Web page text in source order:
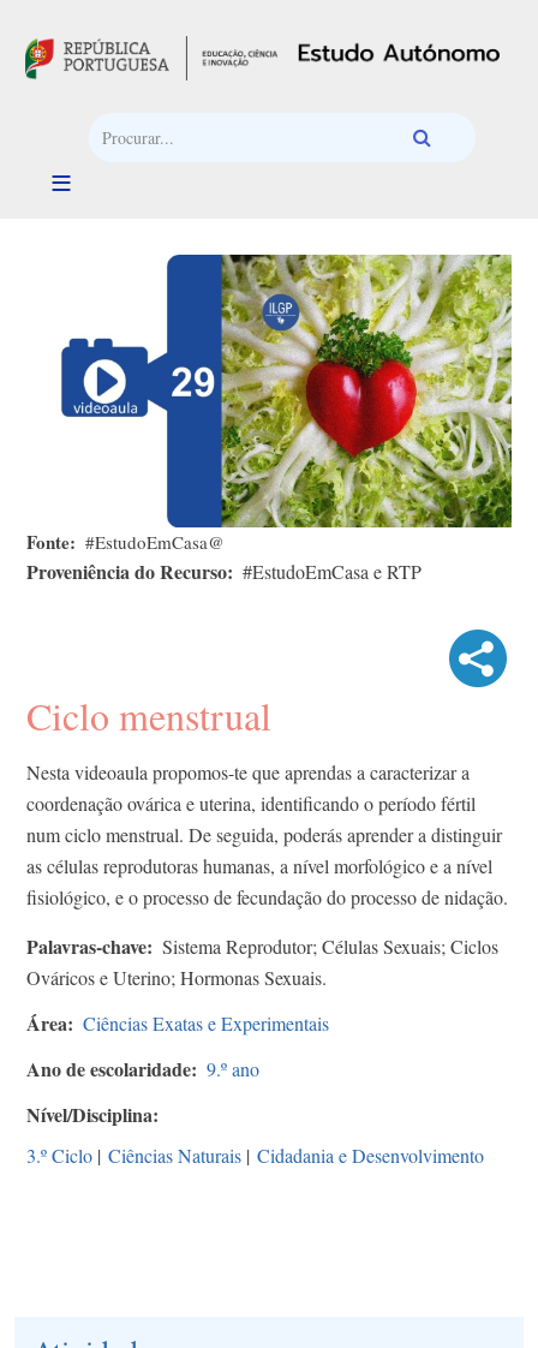
Fonte #EstudoEmCasa@
Proveniência do Recurso #EstudoEmCasa e RTP
Ciclo menstrual
Nesta videoaula propomos-te que aprendas a caracterizar a
coordenação ovárica e uterina, identificando o período fértil
num ciclo menstrual. De seguida, poderás aprender a distinguir
as células reprodutoras humanas, a nível morfológico e a nível
fisiológico, e o processo de fecundação do processo de nidação.
Palavras-chave
Sistema Reprodutor; Células Sexuais; Ciclos
Ováricos e Uterino; Hormonas Sexuais.
Área Ciências Exatas e Experimentais
Ano de escolaridade 9.º ano
Nível/Disciplina
3.º Ciclo | Ciências Naturais | Cidadania e Desenvolvimento